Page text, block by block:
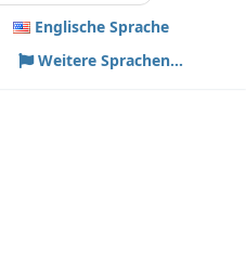
Englische Sprache
Weitere Sprachen...